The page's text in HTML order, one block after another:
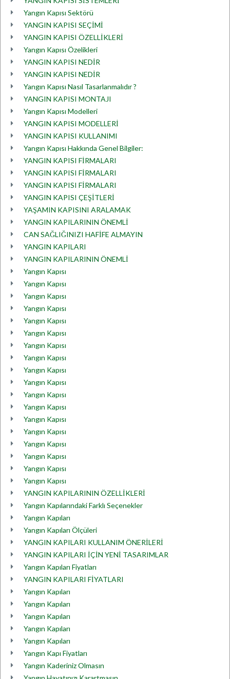
Yangın Kapısı Sektörü
YANGIN KAPISI SEÇİMİ
YANGIN KAPISI ÖZELLİKLERİ
Yangın Kapısı Özelikleri
YANGIN KAPISI NEDİR
YANGIN KAPISI NEDİR
Yangın Kapısı Nasıl Tasarlanmalıdır ?
YANGIN KAPISI MONTAJI
Yangın Kapısı Modelleri
YANGIN KAPISI MODELLERİ
YANGIN KAPISI KULLANIMI
Yangın Kapısı Hakkında Genel Bilgiler:
YANGIN KAPISI FİRMALARI
YANGIN KAPISI FİRMALARI
YANGIN KAPISI FİRMALARI
YANGIN KAPISI ÇEŞİTLERİ
YAŞAMIN KAPISINI ARALAMAK
YANGIN KAPILARININ ÖNEMLİ
CAN SAĞLIĞINIZI HAFİFE ALMAYIN
YANGIN KAPILARI
YANGIN KAPILARININ ÖNEMLİ
Yangın Kapısı
Yangın Kapısı
Yangın Kapısı
Yangın Kapısı
Yangın Kapısı
Yangın Kapısı
Yangın Kapısı
Yangın Kapısı
Yangın Kapısı
Yangın Kapısı
Yangın Kapısı
Yangın Kapısı
Yangın Kapısı
Yangın Kapısı
Yangın Kapısı
Yangın Kapısı
Yangın Kapısı
Yangın Kapısı
YANGIN KAPILARININ ÖZELLİKLERİ
Yangın Kapılarındaki Farklı Seçenekler
Yangın Kapıları
Yangın Kapıları Ölçüleri
YANGIN KAPILARI KULLANIM ÖNERİLERİ
YANGIN KAPILARI İÇİN YENİ TASARIMLAR
Yangın Kapıları Fiyatları
YANGIN KAPILARI FİYATLARI
Yangın Kapıları
Yangın Kapıları
Yangın Kapıları
Yangın Kapıları
Yangın Kapıları
Yangın Kapı Fiyatları
Yangın Kaderiniz Olmasın